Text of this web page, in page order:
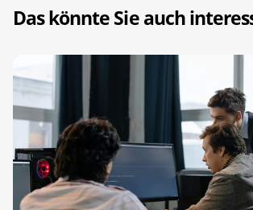
Das könnte Sie auch